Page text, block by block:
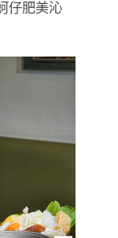
仔肥美沁